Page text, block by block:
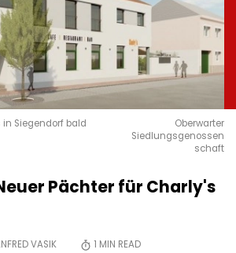
Siegendorf bald
Oberwarter
Siedlungsgenossen
schaft
Pächter für Charly's
VASIK 1 MIN READ